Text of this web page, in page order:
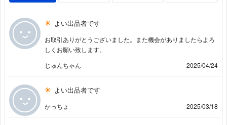
よい出品者です
お取引ありがとうございました。また機会がありましたらよろ
しくお願い致します。
じゅんちゃん
2025/04/24
よい出品者です
かっちょ 2025/03/18